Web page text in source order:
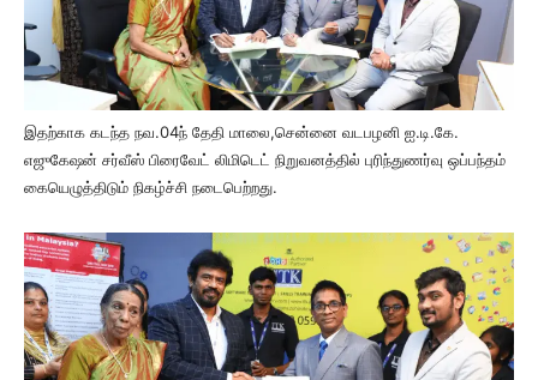
இதற்காக கடந்த நவ.04ந் தேதி மாலை,சென்னை வடபழனி ஐ.டி.கே.
எஜுகேஷன் சர்வீஸ் பிரைவேட் லிமிடெட் நிறுவனத்தில் புரிந்துணர்வு ஒப்பந்தம்
கையெழுத்திடும் நிகழ்ச்சி நடைபெற்றது.